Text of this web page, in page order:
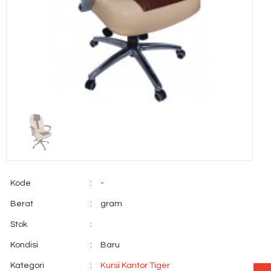
Kode : -
Berat : gram
Stok :
Kondisi : Baru
Kategori : Kursi Kantor Tiger